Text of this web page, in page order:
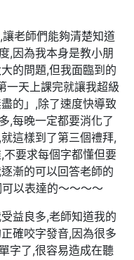
老師們能夠清楚知道
,因為我本身是教小朋
的問題,但我面臨到的
一天上課完就讓我超級
的」,除了速度快導致
,每晚一定都要消化了
這樣到了第三個禮拜,
不要求每個字都懂但要
漸的可以回答老師的
以表達的～～～～
益良多,老師知道我的
確咬字發音,因為很多
字了,很容易造成在聽